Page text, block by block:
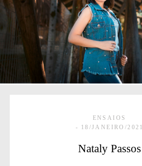
ENSAIOS
18/JANEIRO/2021
Nataly Passos